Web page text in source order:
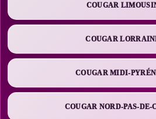
COUGAR
COUGAR
COUGAR MIDI-
COUGAR NORD-PAS-DE-